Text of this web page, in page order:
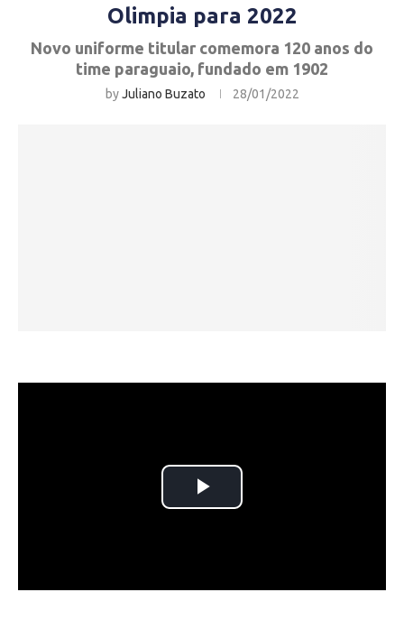
Olimpia para 2022
Novo uniforme titular comemora 120 anos do
time paraguaio, fundado em 1902
byJuliano Buzato 28/01/2022